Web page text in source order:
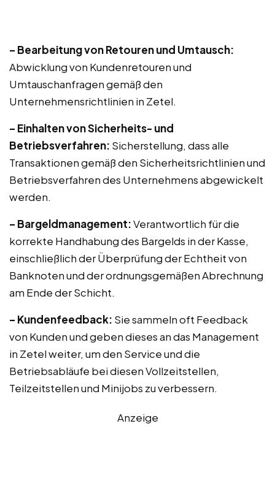
– Bearbeitung von Retouren und Umtausch:
Abwicklung von Kundenretouren und
Umtauschanfragen gemäß den
Unternehmensrichtlinien in Zetel.
– Einhalten von Sicherheits- und
Betriebsverfahren: Sicherstellung, dass alle
Transaktionen gemäß den Sicherheitsrichtlinien und
Betriebsverfahren des Unternehmens abgewickelt
werden.
– Bargeldmanagement:Verantwortlich für die
korrekte Handhabung des Bargelds in der Kasse,
einschließlich der Überprüfung der Echtheit von
Banknoten und der ordnungsgemäßen Abrechnung
am Ende der Schicht.
– Kundenfeedback: Sie sammeln oft Feedback
von Kunden und geben dieses an das Management
in Zetel weiter, um den Service und die
Betriebsabläufe bei diesen Vollzeitstellen,
Teilzeitstellen und Minijobs zu verbessern.
Anzeige